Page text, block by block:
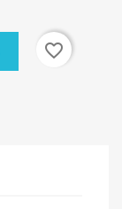
favorite_border